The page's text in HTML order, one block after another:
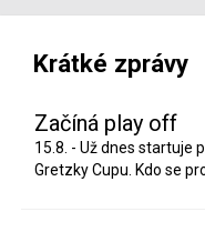
Krátké zprávy
Začíná play off
15.8. - Už dnes startuje
Gretzky Cupu. Kdo se